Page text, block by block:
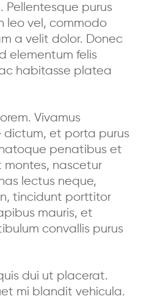
Pellentesque purus
leo vel, commodo
a velit dolor. Donec
elementum felis
habitasse platea
Vivamus
et porta purus
penatibus et
montes, nascetur
lectus neque,
tincidunt porttitor
mauris, et
convallis purus
dui ut placerat.
mi blandit vehicula.